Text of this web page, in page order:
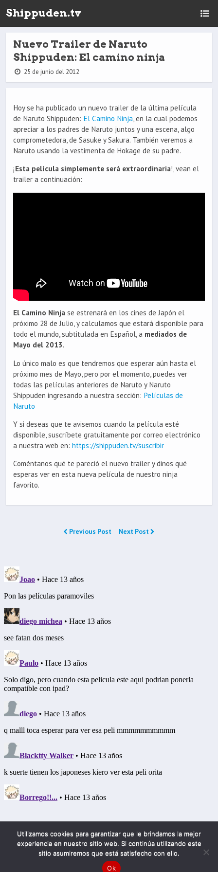
Shippuden.tv
Nuevo Trailer de Naruto
Shippuden: El camino ninja
25 de junio del 2012
Hoy se ha publicado un nuevo trailer de la última película
de Naruto Shippuden: El Camino Ninja, en la cual podemos
apreciar a los padres de Naruto juntos y una escena, algo
comprometedora, de Sasuke y Sakura. También veremos a
Naruto usando la vestimenta de Hokage de su padre.
¡Esta película simplemente será extraordinaria!, vean el
trailer a continuación:
El Camino Ninja se estrenará en los cines de Japón el
próximo 28 de Julio, y calculamos que estará disponible para
todo el mundo, subtitulada en Español, a mediados de
Mayo del 2013.
Lo único malo es que tendremos que esperar aún hasta el
próximo mes de Mayo, pero por el momento, puedes ver
todas las películas anteriores de Naruto y Naruto
Shippuden ingresando a nuestra sección: Películas de
Naruto
Y si deseas que te avisemos cuando la película esté
disponible, suscríbete gratuitamente por correo electrónico
a nuestra web en: https://shippuden.tv/suscribir
Coméntanos qué te pareció el nuevo trailer y dinos qué
esperas ver en esta nueva película de nuestro ninja
favorito.
Previous Post Next Post
Utilizamos cookies para garantizar que le brindamos la mejor
experiencia en nuestro sitio web. Si continúa utilizando este
sitio asumiremos que está satisfecho con ello.
Ok
Mobile Desktop